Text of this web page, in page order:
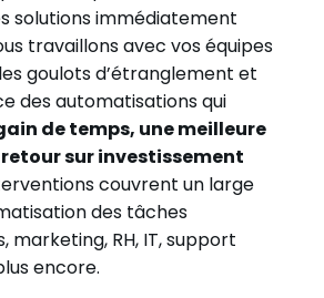
solutions immédiatement
travaillons avec vos équipes
goulots d’étranglement et
des automatisations qui
de temps, une meilleure
sur investissement
couvrent un large
des tâches
marketing, RH, IT, support
encore.